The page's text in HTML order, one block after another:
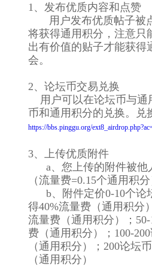
1、发布优质内容和点赞
用户发布优质帖子被
将获得通用积分，注意只
出有价值的贴子才能获得
会。
2、论坛币交易兑换
用户可以在论坛币与通
币和通用积分的兑换。兑
https://bbs.pinggu.org/
3、上传优质附件
a、您上传的附件被他
（流量费=0.15个通用积分
b、附件定价0-10个论
得40%流量费（通用积分
流量费（通用积分）；
费（通用积分）；100-
（通用积分）；200论坛
（通用积分）